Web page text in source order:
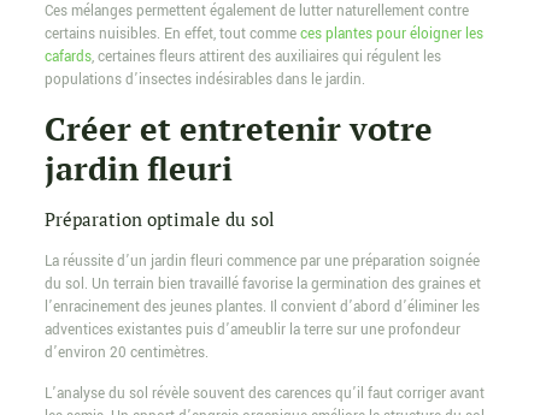
Ces mélanges permettent également de lutter naturellement contre
certains nuisibles. En effet, tout commeces plantes pour éloigner les
cafards, certaines fleurs attirent des auxiliaires qui régulent les
populations d’insectes indésirables dans le jardin.
Créer et entretenir votre
jardin fleuri
Préparation optimale du sol
La réussite d’un jardin fleuri commence par une préparation soignée
du sol. Un terrain bien travaillé favorise la germination des graines et
l’enracinement des jeunes plantes. Il convient d’abord d’éliminer les
adventices existantes puis d’ameublir la terre sur une profondeur
d’environ 20 centimètres.
L’analyse du sol révèle souvent des carences qu’il faut corriger avant